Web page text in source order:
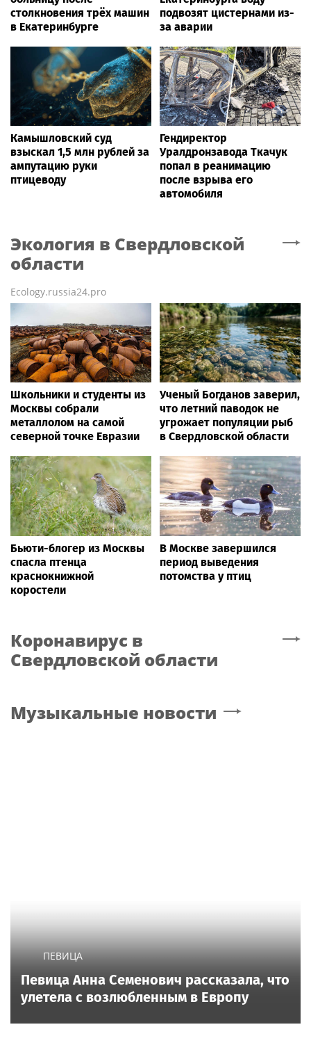
столкновения трёх машин
в Екатеринбурге
подвозят цистернами из-
за аварии
Камышловский суд
взыскал 1,5 млн рублей за
ампутацию руки
птицеводу
Гендиректор
Уралдронзавода Ткачук
попал в реанимацию
после взрыва его
автомобиля
Экология в Свердловской
области
Ecology.russia24.pro
Школьники и студенты из
Москвы собрали
металлолом на самой
северной точке Евразии
Ученый Богданов заверил,
что летний паводок не
угрожает популяции рыб
в Свердловской области
Бьюти-блогер из Москвы
спасла птенца
краснокнижной
коростели
В Москве завершился
период выведения
потомства у птиц
Коронавирус в
Свердловской области
Музыкальные новости
ПЕВИЦА
Певица Анна Семенович рассказала, что
улетела с возлюбленным в Европу